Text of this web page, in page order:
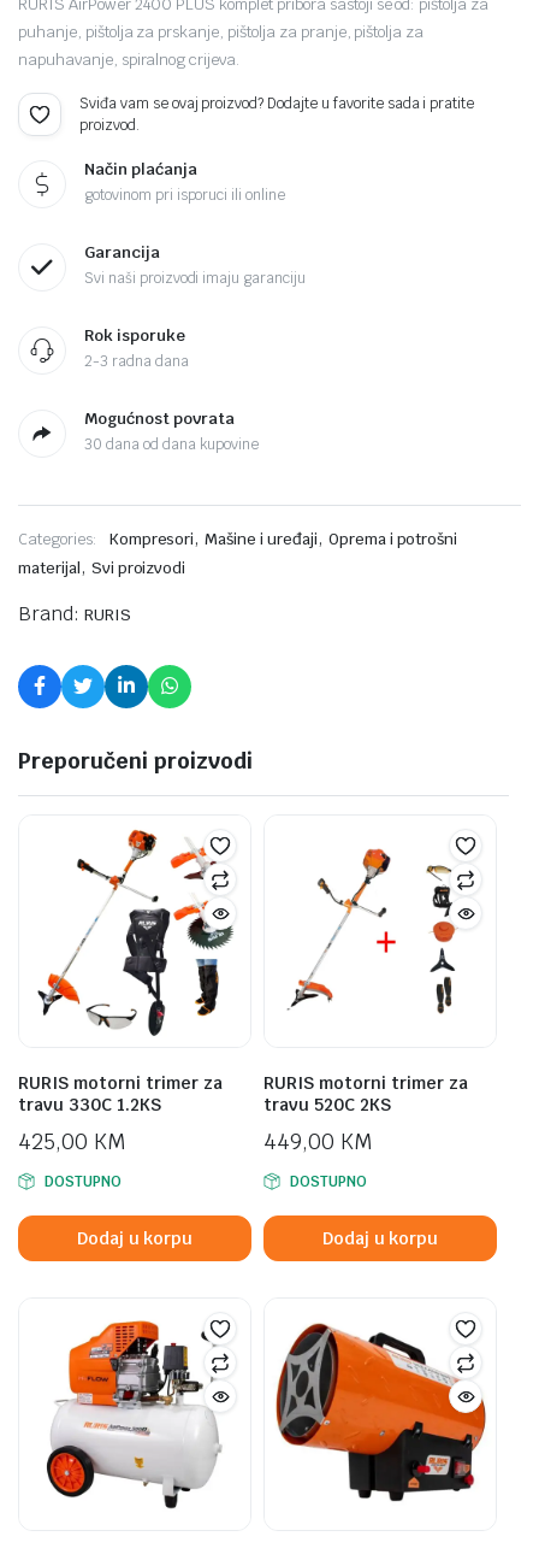
RURIS AirPower 2400 PLUS komplet pribora sastoji se od: pištolja za
puhanje, pištolja za prskanje, pištolja za pranje, pištolja za
napuhavanje, spiralnog crijeva.
Sviđa vam se ovaj proizvod? Dodajte u favorite sada i pratite
proizvod.
Način plaćanja
gotovinom pri isporuci ili online
Garancija
Svi naši proizvodi imaju garanciju
Rok isporuke
2-3 radna dana
Mogućnost povrata
30 dana od dana kupovine
Categories: Kompresori,Mašine i uređaji, Oprema i potrošni
materijal, Svi proizvodi
Brand: RURIS
Preporučeni proizvodi
RURIS motorni trimer za
travu 330C 1.2KS
425,00 KM
DOSTUPNO
Dodaj u korpu
RURIS motorni trimer za
travu 520C 2KS
449,00 KM
DOSTUPNO
Dodaj u korpu